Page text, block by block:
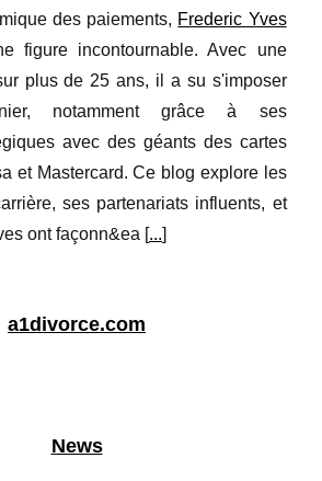
des paiements, Frederic Yves
figure incontournable. Avec une
plus de 25 ans, il a su s'imposer
notamment grâce à ses
avec des géants des cartes
et Mastercard. Ce blog explore les
ses partenariats influents, et
ont façonn&ea [...]
a1divorce.com
News